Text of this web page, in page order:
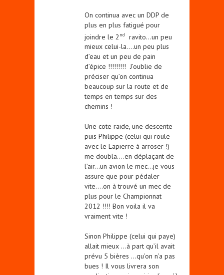
On continua avec un DDP de
plus en plus fatigué pour
joindre le 2 nd
ravito…un peu
mieux celui-la….un peu plus
d’eau et un peu de pain
d’épice !!!!!!!!! J’oublie de
préciser qu’on continua
beaucoup sur la route et de
temps en temps sur des
chemins !
Une cote raide, une descente
puis Philippe (celui qui roule
avec le Lapierre à arroser !)
me doubla….en déplaçant de
l’air…un avion le mec…je vous
assure que pour pédaler
vite….on à trouvé un mec de
plus pour le Championnat
2012 !!!! Bon voila il va
vraiment vite !
Sinon Philippe (celui qui paye)
allait mieux …à part qu’il avait
prévu 5 bières …qu’on n’a pas
bues ! Il vous livrera son